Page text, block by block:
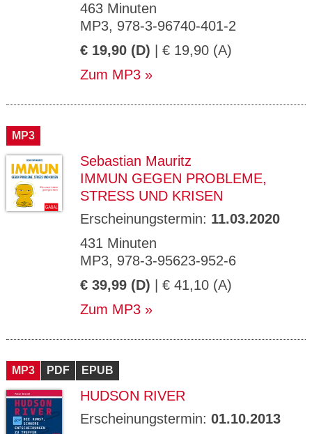
463 Minuten
MP3, 978-3-96740-401-2
€ 19,90 (D) | € 19,90 (A)
Zum MP3
MP3
Sebastian Mauritz
IMMUN GEGEN PROBLEME,
STRESS UND KRISEN
Erscheinungstermin: 11.03.2020
431 Minuten
MP3, 978-3-95623-952-6
€ 39,99 (D) | € 41,10 (A)
Zum MP3
MP3 PDF EPUB
HUDSON RIVER
Erscheinungstermin: 01.10.2013